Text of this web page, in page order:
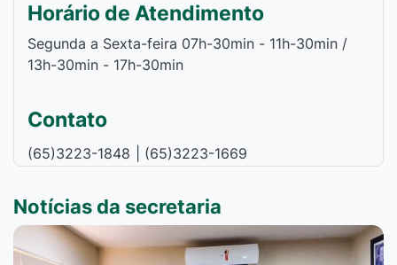
Horário de Atendimento
Segunda a Sexta-feira 07h-30min - 11h-30min /
13h-30min - 17h-30min
Contato
(65)3223-1848 | (65)3223-1669
Notícias da secretaria